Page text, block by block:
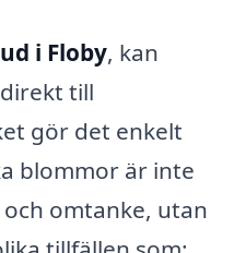
i Floby, kan
till
gör det enkelt
blommor är inte
omtanke, utan